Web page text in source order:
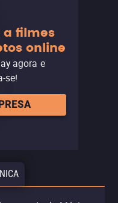
a filmes
online
agora e
se!